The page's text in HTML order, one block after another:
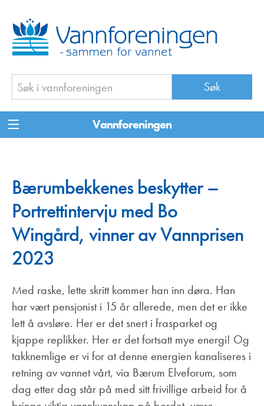
Vannforeningen
Bærumbekkenes beskytter –
Portrettintervju med Bo
Wingård, vinner av Vannprisen
2023
Med raske, lette skritt kommer han inn døra. Han
har vært pensjonist i 15 år allerede, men det er ikke
lett å avsløre. Her er det snert i frasparket og
kjappe replikker. Her er det fortsatt mye energi! Og
takknemlige er vi for at denne energien kanaliseres i
retning av vannet vårt, via Bærum Elveforum, som
dag etter dag står på med sitt frivillige arbeid for å